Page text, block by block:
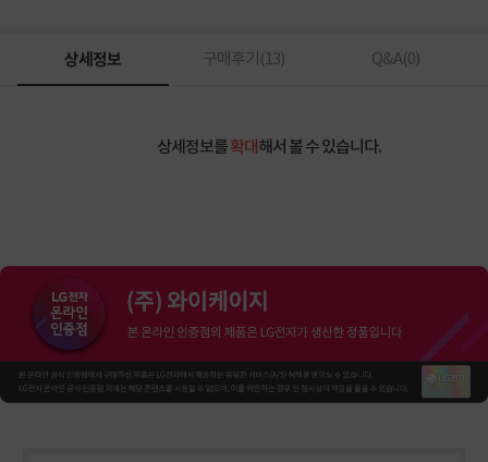
상세정보 구매후기(13) Q&A(0)
상세정보를확대해서 볼 수 있습니다.